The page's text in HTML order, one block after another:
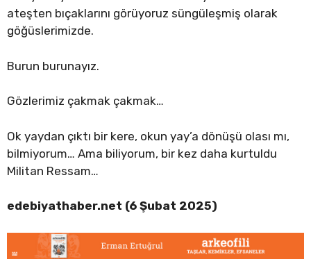
ateşten bıçaklarını görüyoruz süngüleşmiş olarak
göğüslerimizde.
Burun burunayız.
Gözlerimiz çakmak çakmak…
Ok yaydan çıktı bir kere, okun yay’a dönüşü olası mı,
bilmiyorum… Ama biliyorum, bir kez daha kurtuldu
Militan Ressam…
edebiyathaber.net (6 Şubat 2025)